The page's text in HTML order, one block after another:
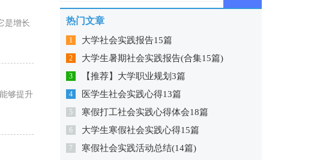
是增长
够提升
热门文章
1 大学社会实践报告15篇
2 大学生暑期社会实践报告(合集15篇)
3 【推荐】大学职业规划3篇
4 医学生社会实践心得13篇
5 寒假打工社会实践心得体会18篇
6 大学生寒假社会实践心得15篇
7 寒假社会实践活动总结(14篇)